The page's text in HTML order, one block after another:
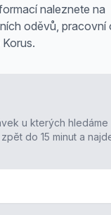
naleznete na
oděvů, pracovní
u kterých hledáme
do 15 minut a